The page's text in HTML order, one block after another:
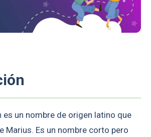
es un nombre de origen latino que
Marius. Es un nombre corto pero